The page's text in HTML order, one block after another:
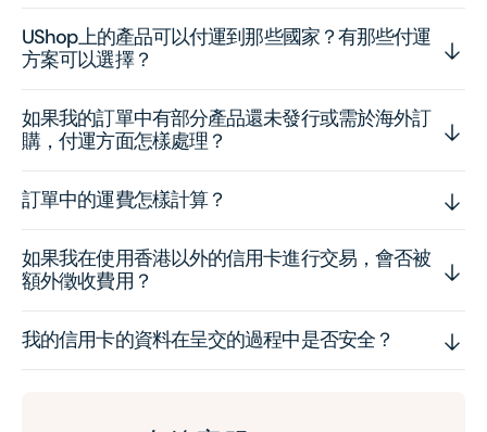
UShop上的產品可以付運到那些國家？有那些付運
方案可以選擇？
如果我的訂單中有部分產品還未發行或需於海外訂
購，付運方面怎樣處理？
訂單中的運費怎樣計算？
如果我在使用香港以外的信用卡進行交易，會否被
額外徵收費用？
我的信用卡的資料在呈交的過程中是否安全？